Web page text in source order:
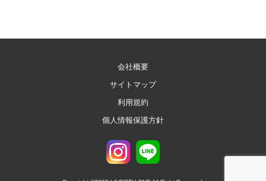
会社概要
サイトマップ
利用規約
個人情報保護方針